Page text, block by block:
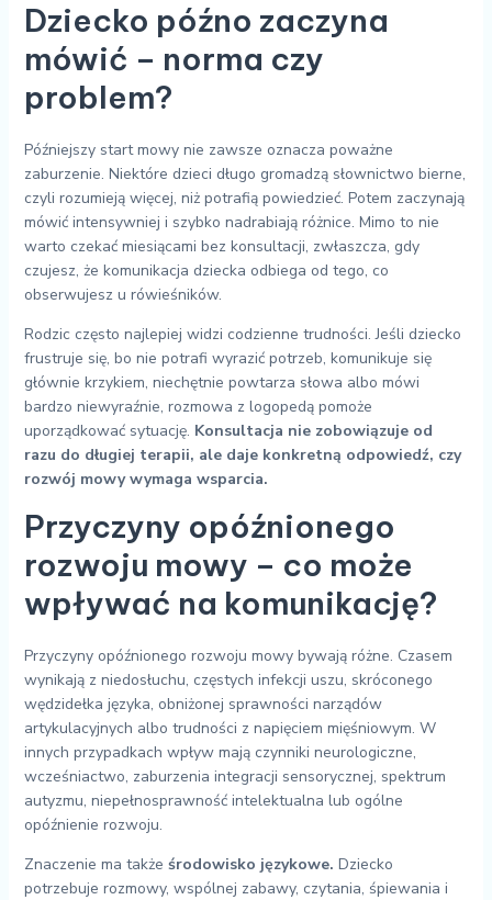
Dziecko późno zaczyna
mówić – norma czy
problem?
Późniejszy start mowy nie zawsze oznacza poważne
zaburzenie. Niektóre dzieci długo gromadzą słownictwo bierne,
czyli rozumieją więcej, niż potrafią powiedzieć. Potem zaczynają
mówić intensywniej i szybko nadrabiają różnice. Mimo to nie
warto czekać miesiącami bez konsultacji, zwłaszcza, gdy
czujesz, że komunikacja dziecka odbiega od tego, co
obserwujesz u rówieśników.
Rodzic często najlepiej widzi codzienne trudności. Jeśli dziecko
frustruje się, bo nie potrafi wyrazić potrzeb, komunikuje się
głównie krzykiem, niechętnie powtarza słowa albo mówi
bardzo niewyraźnie, rozmowa z logopedą pomoże
uporządkować sytuację. Konsultacja nie zobowiązuje od
razu do długiej terapii, ale daje konkretną odpowiedź, czy
rozwój mowy wymaga wsparcia.
Przyczyny opóźnionego
rozwoju mowy – co może
wpływać na komunikację?
Przyczyny opóźnionego rozwoju mowy bywają różne. Czasem
wynikają z niedosłuchu, częstych infekcji uszu, skróconego
wędzidełka języka, obniżonej sprawności narządów
artykulacyjnych albo trudności z napięciem mięśniowym. W
innych przypadkach wpływ mają czynniki neurologiczne,
wcześniactwo, zaburzenia integracji sensorycznej, spektrum
autyzmu, niepełnosprawność intelektualna lub ogólne
opóźnienie rozwoju.
Znaczenie ma także środowisko językowe. Dziecko
potrzebuje rozmowy, wspólnej zabawy, czytania, śpiewania i